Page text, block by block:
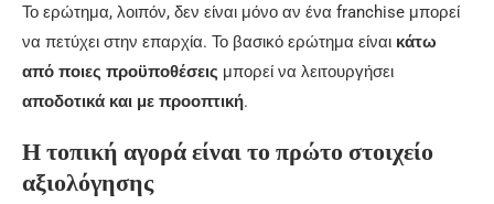
Το ερώτημα, λοιπόν, δεν είναι μόνο αν ένα franchise μπορεί
να πετύχει στην επαρχία. Το βασικό ερώτημα είναι κάτω
από ποιες προϋποθέσεις μπορεί να λειτουργήσει
αποδοτικά και με προοπτική.
Η τοπική αγορά είναι το πρώτο στοιχείο
αξιολόγησης